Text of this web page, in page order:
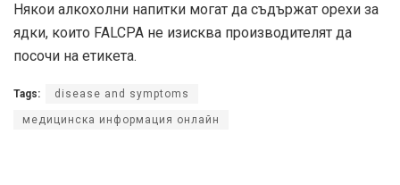
Някои алкохолни напитки могат да съдържат орехи за
ядки, които FALCPA не изисква производителят да
посочи на етикета.
Tags: disease and symptoms
медицинска информация онлайн